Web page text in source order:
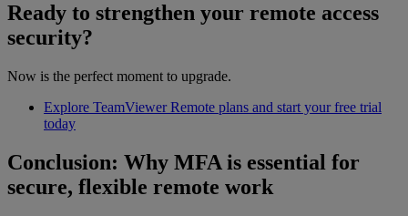
Ready to strengthen your remote access
security?
Now is the perfect moment to upgrade.
Explore TeamViewer Remote plans and start your free trial
today
Conclusion: Why MFA is essential for
secure, flexible remote work